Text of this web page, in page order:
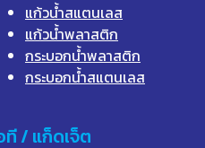
แก้วน้ำสแตนเลส
แก้วน้ำพลาสติก
กระบอกน้ำพลาสติก
กระบอกน้ำสแตนเลส
ที / แก็ดเจ็ต